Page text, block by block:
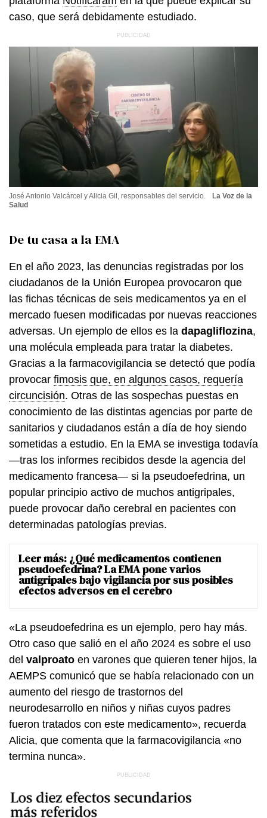
caso, que será debidamente estudiado.
José Antonio Valcárcel y Alicia Gil, responsables del servicio.
La Voz de la
Salud
De tu casa a la EMA
En el año 2023, las denuncias registradas por los
ciudadanos de la Unión Europea provocaron que
las fichas técnicas de seis medicamentos ya en el
mercado fuesen modificadas por nuevas reacciones
adversas. Un ejemplo de ellos es la dapagliflozina,
una molécula empleada para tratar la diabetes.
Gracias a la farmacovigilancia se detectó que podía
provocar fimosis que, en algunos casos, requería
circuncisión. Otras de las sospechas puestas en
conocimiento de las distintas agencias por parte de
sanitarios y ciudadanos están a día de hoy siendo
sometidas a estudio. En la EMA se investiga todavía
—tras los informes recibidos desde la agencia del
medicamento francesa— si la pseudoefedrina, un
popular principio activo de muchos antigripales,
puede provocar daño cerebral en pacientes con
determinadas patologías previas.
Leer más: ¿Qué medicamentos contienen
pseudoefedrina? La EMA pone varios
antigripales bajo vigilancia por sus posibles
efectos adversos en el cerebro
«La pseudoefedrina es un ejemplo, pero hay más.
Otro caso que salió en el año 2024 es sobre el uso
del valproato en varones que quieren tener hijos, la
AEMPS comunicó que se había relacionado con un
aumento del riesgo de trastornos del
neurodesarrollo en niños y niñas cuyos padres
fueron tratados con este medicamento», recuerda
Alicia, que comenta que la farmacovigilancia «no
termina nunca».